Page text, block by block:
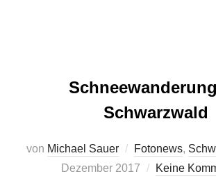
Schwarzwald
von Michael Sauer Fotonews,
Dezember 2017
Keine